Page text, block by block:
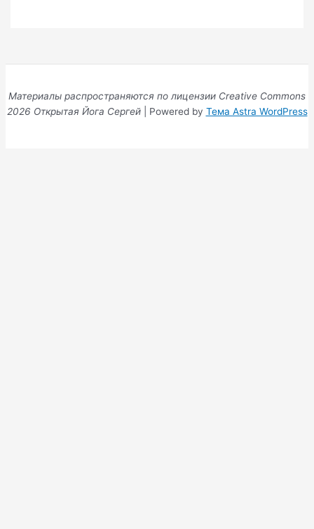
Материалы распространяются по лицензии Creative Commons
2026 Открытая Йога Сергей| Powered by Тема Astra WordPress